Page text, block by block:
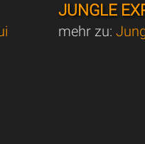
JUNGLE
mehr zu: